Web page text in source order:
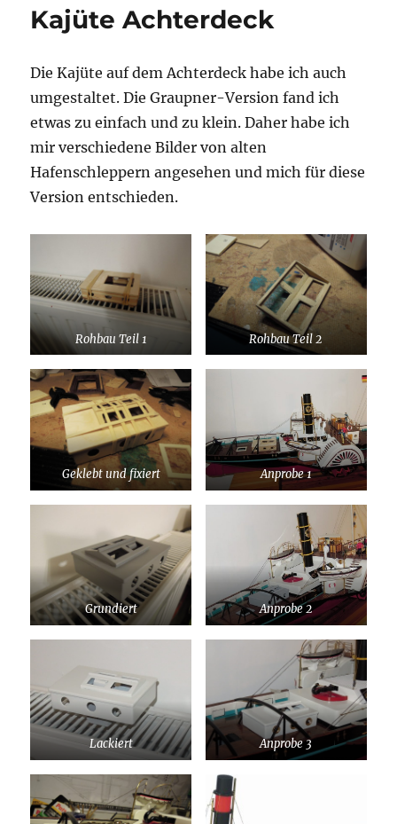
Kajüte Achterdeck
Die Kajüte auf dem Achterdeck habe ich auch
umgestaltet. Die Graupner-Version fand ich
etwas zu einfach und zu klein. Daher habe ich
mir verschiedene Bilder von alten
Hafenschleppern angesehen und mich für diese
Version entschieden.
Rohbau Teil 1 Rohbau Teil 2
Geklebt und fixiert Anprobe 1
Grundiert Anprobe 2
Lackiert Anprobe 3